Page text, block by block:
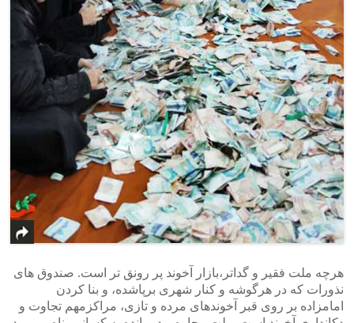
هرچه ملت فقیر و گداتر،بازار آخوند پر رونق تر است. صندوق های
نذورات که در هرگوشه و کنار شهری برپاشده، و بنا کردن
امامزاده بر روی قبر آخوندهای مرده و تازی، مراکزمهم تجاوت و